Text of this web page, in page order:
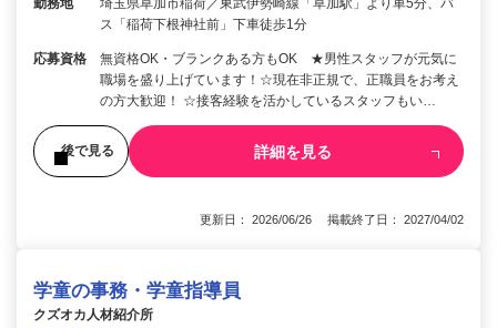
勤務地
埼玉県草加市稲荷／東武伊勢崎線「草加駅」より車5分、バ
ス「稲荷下根神社前」下車徒歩1分
応募資格
無資格OK・ブランクある方もOK ★男性スタッフが元気に
職場を盛り上げています！☆現在非正規で、正職員をお考え
の方大歓迎！ ☆接客経験を活かしているスタッフもい…
後で見る 詳細を見る
更新日： 2026/06/26 掲載終了日： 2027/04/02
学童の事務・学童指導員
クズオカ人材紹介所